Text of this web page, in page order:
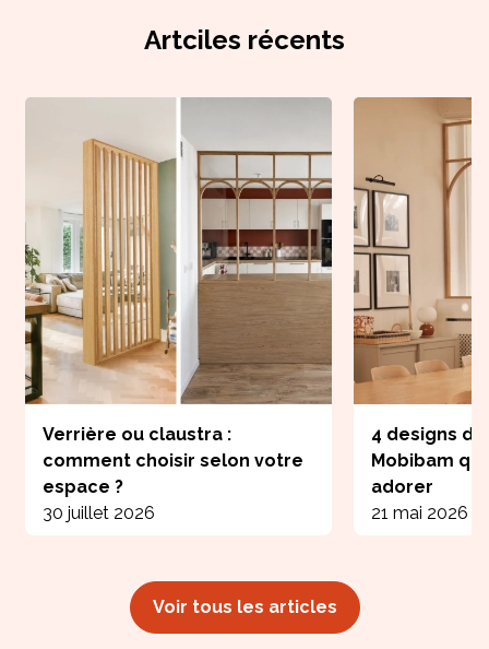
Artciles récents
Verrière ou claustra :
comment choisir selon votre
espace ?
30 juillet 2026
4 designs
Mobibam
adorer
21 mai 2026
Voir tous les articles